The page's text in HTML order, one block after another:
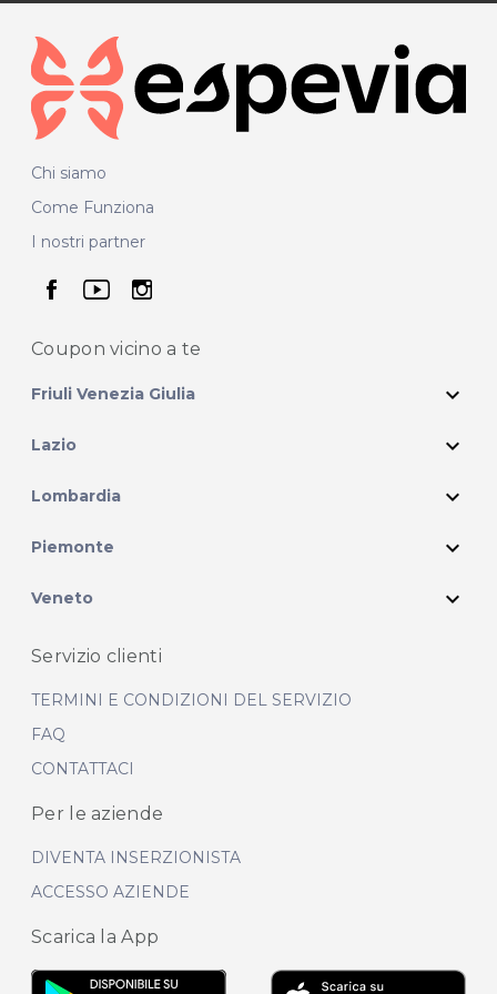
Chi siamo
Come Funziona
I nostri partner
seguici su facebook
seguici su youtube
seguici su instagram
Coupon vicino a te
Friuli Venezia Giulia expand_more
Lazio expand_more
Lombardia expand_more
Piemonte expand_more
Veneto expand_more
Servizio clienti
TERMINI E CONDIZIONI DEL SERVIZIO
FAQ
CONTATTACI
Per le aziende
DIVENTA INSERZIONISTA
ACCESSO AZIENDE
Scarica la App